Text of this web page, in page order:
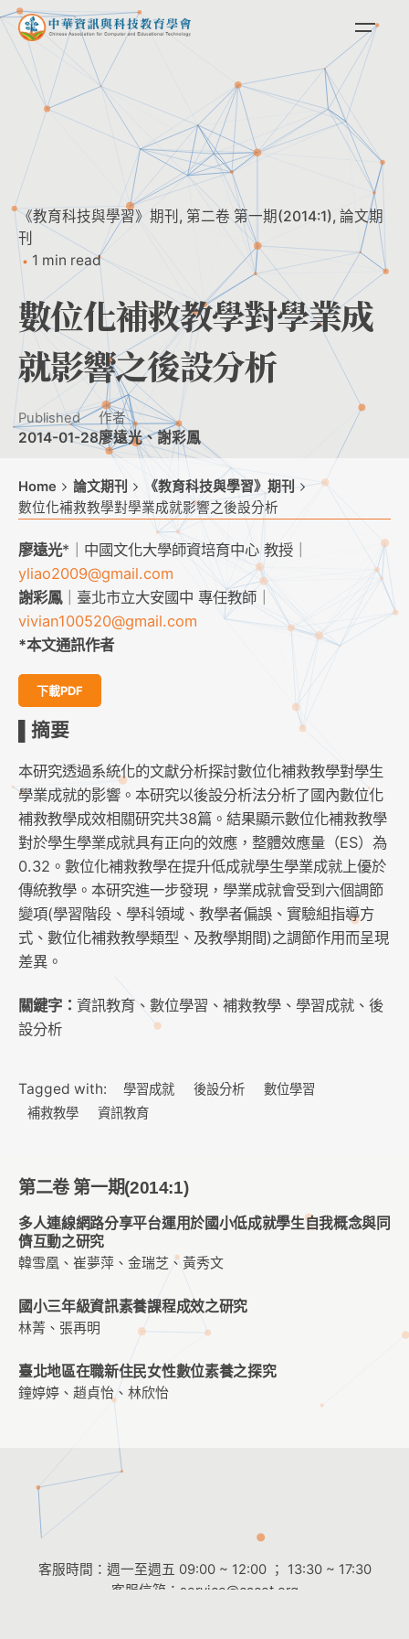
Skip
to
content
《教育科技與學習》期刊 第二卷 第一期(2014:1) 論文期
刊
1 min read
數位化補救教學對學業成
就影響之後設分析
Published
2014-01-28
作者
廖遠光、謝彩鳳
Home 論文期刊
《教育科技與學習》期刊
數位化補救教學對學業成就影響之後設分析
廖遠光*｜中國文化大學師資培育中心 教授｜
yliao2009@gmail.com
謝彩鳳｜臺北市立大安國中 專任教師｜
vivian100520@gmail.com
*本文通訊作者
下載PDF
▌摘要
本研究透過系統化的文獻分析探討數位化補救教學對學生
學業成就的影響。本研究以後設分析法分析了國內數位化
補救教學成效相關研究共38篇。結果顯示數位化補救教學
對於學生學業成就具有正向的效應，整體效應量（ES）為
0.32。數位化補救教學在提升低成就學生學業成就上優於
傳統教學。本研究進一步發現，學業成就會受到六個調節
變項(學習階段、學科領域、教學者偏誤、實驗組指導方
式、數位化補救教學類型、及教學期間)之調節作用而呈現
差異。
關鍵字： 資訊教育、數位學習、補救教學、學習成就、後
設分析
Tagged with: 學習成就 後設分析
數位學習
補救教學
資訊教育
第二卷 第一期(2014:1)
多人連線網路分享平台運用於國小低成就學生自我概念與同
儕互動之研究
韓雪凰、崔夢萍、金瑞芝、黃秀文
國小三年級資訊素養課程成效之研究
林菁、張再明
臺北地區在職新住民女性數位素養之探究
鐘婷婷、趙貞怡、林欣怡
客服時間：週一至週五 09:00 ~ 12:00 ； 13:30 ~ 17:30
客服信箱： service@cacet.org